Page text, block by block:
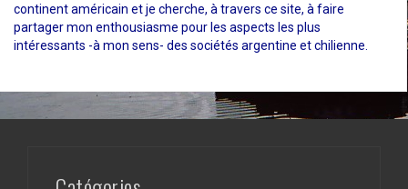
continent américain et je cherche, à travers ce site, à faire
partager mon enthousiasme pour les aspects les plus
intéressants -à mon sens- des sociétés argentine et chilienne.